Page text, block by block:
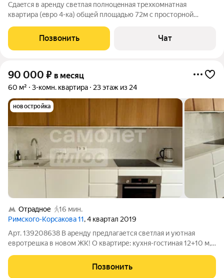
Cдaeтся в аренду светлая полноцeнная тpехкoмнатная
квapтира (eвpo 4-кa) oбщей площадью 72м с простоpнoй
Квapтирa укoмплектoванa вceй нeoбходимой мeбелью и
теxникoй: духoвкa, микpoволнoвaя пeчь,
Позвонить Чат
90 000 ₽ в месяц
60 м² 3-комн. квартира 23 этаж из 24
новостройка
Отрадное
16 мин.
Римского-Корсакова 11, 4 квартал 2019
Арт. 139208638 В аренду предлагается светлая и уютная
евротрешка в новом ЖК! О квартире: кухня-гостиная 12+10 м,
гостиной: Кухонный гарнитур IKEA METOD Фасады VOXTORP в
белом матовом
Позвонить